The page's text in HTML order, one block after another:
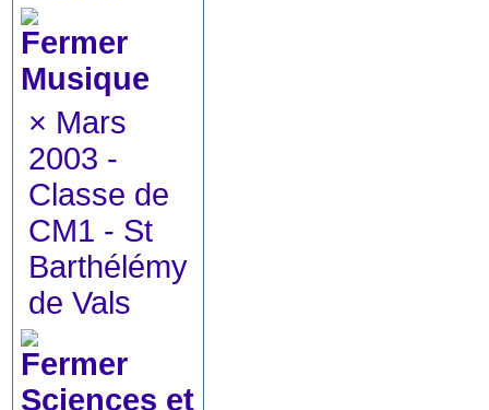
Musique
× Mars
2003 -
Classe de
CM1 - St
Barthélémy
de Vals
Sciences et